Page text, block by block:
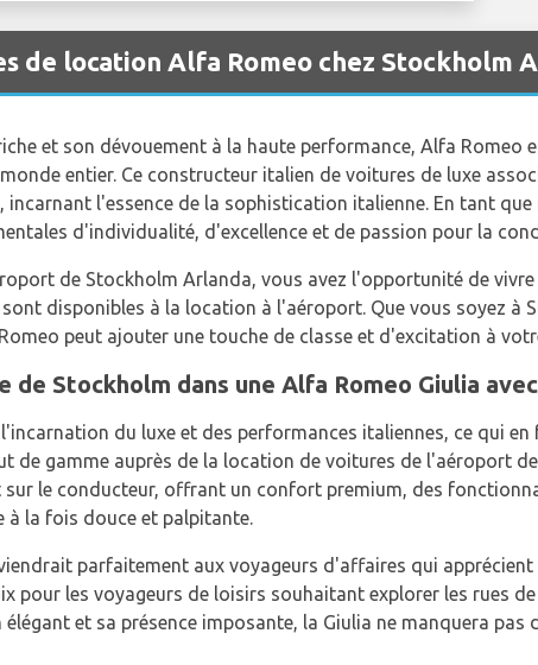
de location Alfa Romeo chez Stockholm
et son dévouement à la haute performance, Alfa Romeo
entier. Ce constructeur italien de voitures de luxe
incarnant l'essence de la sophistication italienne. En tant
d'individualité, d'excellence et de passion pour la
de Stockholm Arlanda, vous avez l'opportunité de
sont disponibles à la location à l'aéroport. Que vous soyez à
peut ajouter une touche de classe et d'excitation à
de Stockholm dans une Alfa Romeo Giulia
du luxe et des performances italiennes, ce qui
de gamme auprès de la location de voitures de l'aéroport
le conducteur, offrant un confort premium, des
à la fois douce et palpitante.
parfaitement aux voyageurs d'affaires qui
pour les voyageurs de loisirs souhaitant explorer les rues
élégant et sa présence imposante, la Giulia ne manquera